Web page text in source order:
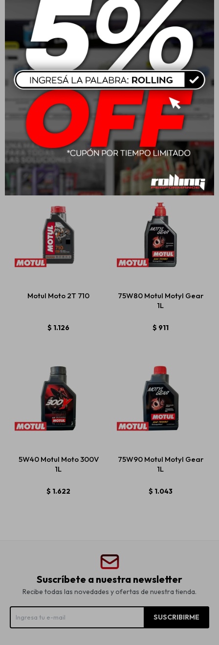
20W50 Motul Moto 4T
3000 1L
$595
Motul Garden Hi-Tech 2T
1L
$ 1.303
Motul Moto 2T 710
$ 1.126
75W80 Motul Motyl Gear
1L
$ 911
5W40 Motul Moto 300V
1L
$ 1.622
75W90 Motul Motyl Gear
1L
$ 1.043
Suscríbete a nuestra newsletter
Recibe todas las novedades y ofertas de nuestra tienda.
SUSCRIBIRME